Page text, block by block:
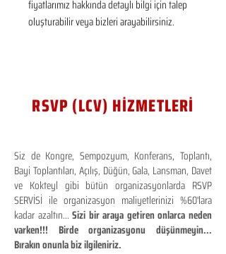
fiyatlarımız hakkında detaylı bilgi için talep
oluşturabilir veya bizleri arayabilirsiniz.
RSVP (LCV) HİZMETLERİ
Siz de Kongre, Sempozyum, Konferans, Toplantı,
Bayi Toplantıları, Açılış, Düğün, Gala, Lansman, Davet
ve Kokteyl gibi bütün organizasyonlarda RSVP
SERVİSİ ile organizasyon maliyetlerinizi %60'lara
kadar azaltın...Sizi bir araya getiren onlarca neden
varken!!! Birde organizasyonu düşünmeyin...
Bırakın onunla biz ilgileniriz.